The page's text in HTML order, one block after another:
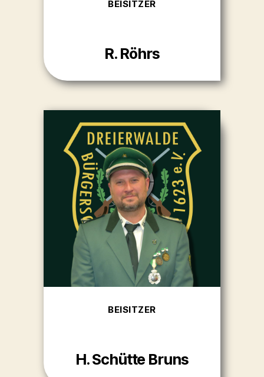
BEISITZER
R. Röhrs
BEISITZER
H. Schütte Bruns